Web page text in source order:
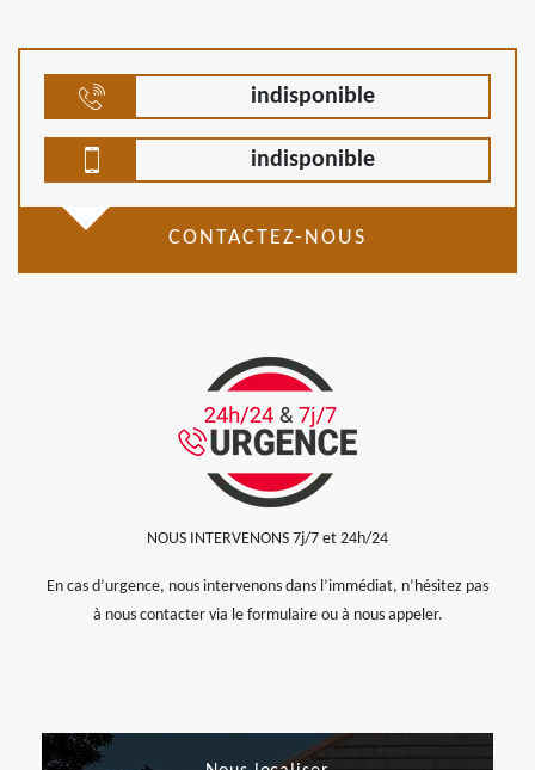
indisponible
indisponible
CONTACTEZ-NOUS
NOUS INTERVENONS 7j/7 et 24h/24
En cas d’urgence, nous intervenons dans l’immédiat, n’hésitez pas
à nous contacter via le formulaire ou à nous appeler.